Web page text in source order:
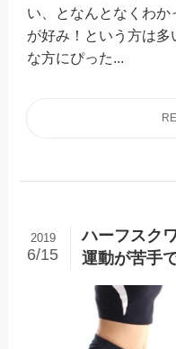
い、となんとなくわ
が好み！という方は
な方にぴった...
ハーフスク
運動が苦手
2019
6/15